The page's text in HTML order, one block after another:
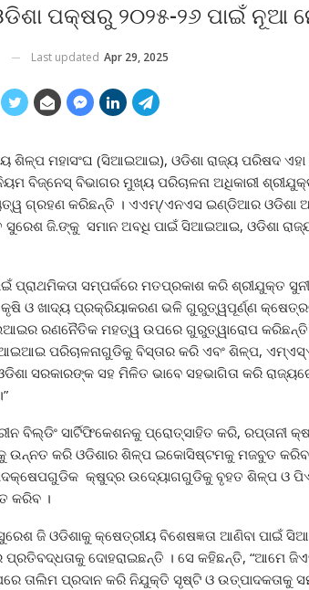
ପକ୍ଷରୁ ୨୦୨୫-୨୬ ପାଇଁ ନୂଆ
Last updated Apr 29, 2025
ଶିଳ୍ପ ମହାସଂଘ (ସିଆଇଆଇ), ଓଡିଶା ରାଜ୍ୟ ପରିଷଦ
ବିଜ୍‌ନେସ୍ ବିଭାଗର ମୁଖ୍ୟ ପରିଚାଳନା ଅଧିକାରୀ ଶ୍ରୀଯୁକ୍ତ
ଗ୍ରହଣ କରିଛନ୍ତି । ଏଏମ୍‌/ଏନଏସ ଇଣ୍ଡିଆର ଓଡିଶା
ସୁରେଶ ଜି.ଙ୍କୁ ସମାନ ଅବଧି ପାଇଁ ସିଆଇଆଇ, ଓଡିଶା
ପ୍ରାଥମିକତା ସମ୍ପର୍କରେ ମତପ୍ରକାଶ କରି ଶ୍ରୀଯୁକ୍ତ
କୃଷି ଓ ଖାଦ୍ୟ ପ୍ରକ୍ରିୟାକରଣ ଭଳି ଗୁରୁତ୍ୱପୂର୍ଣ୍ଣ
ରଣନୈତିକ ମହତ୍ୱ ଉପରେ ଗୁରୁତ୍ୱାରୋପ
ପରିଚାଳନାଗୁଡିକୁ ବିସ୍ତାର କରି ଏବଂ ଶିଳ୍ପ,
ସରକାରଙ୍କ ସହ ମିଳିତ ଭାବେ ସହଭାଗିତା କରି
ବିଲ୍ଡିଂ ସାର୍ଟିଫିକେଶନକୁ ପ୍ରୋତ୍ସାହିତ କରି, ରପ୍ତାନୀ
ଉନ୍ନତ କରି ଓଡିଶାର ଶିଳ୍ପ ଇକୋସିଷ୍ଟମକୁ ମଜବୁତ
କ୍ଷୁଦ୍ର ଉଦ୍ୟୋଗଗୁଡିକୁ ବୃହତ ଶିଳ୍ପ ଓ
କରିବ ।
ଜି ଓଡିଶାକୁ କ୍ଷେତ୍ରୀୟ ବିଶେଷଜ୍ଞତା ଆଣିବା
ପ୍ରତିବଦ୍ଧତାକୁ ଦୋହରାଇଛନ୍ତି । ସେ କହିଛନ୍ତି, “ଆମେ
ତାଲିମ ପ୍ରଦାନ କରି ନିଯୁକ୍ତି ସୃଷ୍ଟି ଓ ଉତ୍ପାଦକତାକୁ